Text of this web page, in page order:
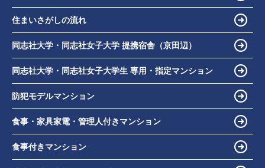
住まいさがしの流れ
同志社大学・同志社女子大学 提携宿舎（京田辺）
同志社大学・同志社女子大学生 専用・指定マンション
防犯モデルマンション
食事・家具家電・管理人付きマンション
食事付きマンション